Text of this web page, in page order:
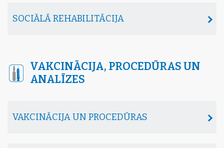
SOCIĀLĀ REHABILITĀCIJA
VAKCINĀCIJA, PROCEDŪRAS UN
ANALĪZES
VAKCINĀCIJA UN PROCEDŪRAS